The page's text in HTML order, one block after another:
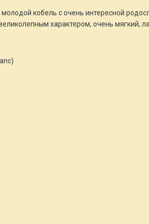
молодой кобель с очень интересной
характером, очень мягкий,